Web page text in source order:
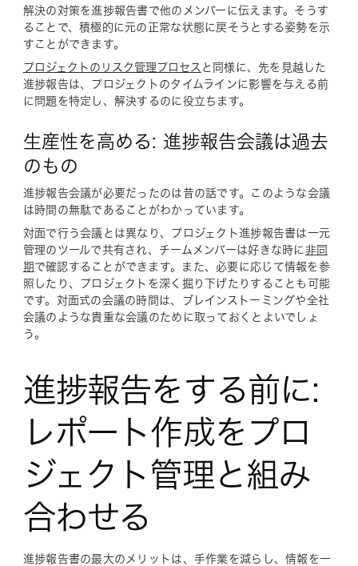
解決の対策を進捗報告書で他のメンバーに伝えます。そうす
ることで、積極的に元の正常な状態に戻そうとする姿勢を示
すことができます。
プロジェクトのリスク管理プロセス と同様に、先を見越した
進捗報告は、プロジェクトのタイムラインに影響を与える前
に問題を特定し、解決するのに役立ちます。
生産性を高める: 進捗報告会議は過去
のもの
進捗報告会議が必要だったのは昔の話です。このような会議
は時間の無駄であることがわかっています。
対面で行う会議とは異なり、プロジェクト進捗報告書は一元
管理のツールで共有され、チームメンバーは好きな時に 非同
期 で確認することができます。また、必要に応じて情報を参
照したり、プロジェクトを深く掘り下げたりすることも可能
です。対面式の会議の時間は、ブレインストーミングや全社
会議のような貴重な会議のために取っておくとよいでしょ
う。
進捗報告をする前に:
レポート作成をプロ
ジェクト管理と組み
合わせる
進捗報告書の最大のメリットは、手作業を減らし、情報を一